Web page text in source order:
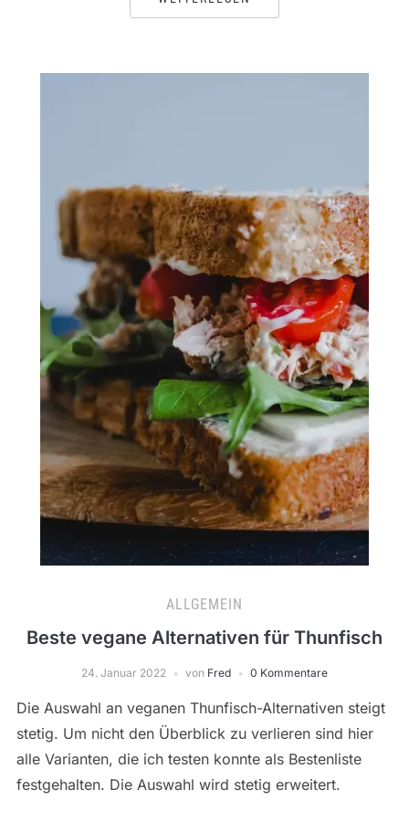
ALLGEMEIN
Beste vegane Alternativen für Thunfisch
24. Januar 2022 von Fred 0 Kommentare
Die Auswahl an veganen Thunfisch-Alternativen steigt
stetig. Um nicht den Überblick zu verlieren sind hier
alle Varianten, die ich testen konnte als Bestenliste
festgehalten. Die Auswahl wird stetig erweitert.